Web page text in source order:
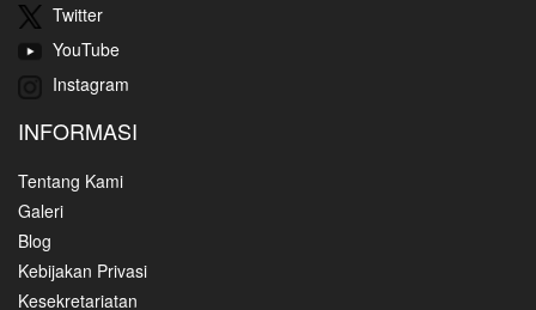
Twitter
YouTube
Instagram
INFORMASI
Tentang Kami
Galeri
Blog
Kebijakan Privasi
Kesekretariatan